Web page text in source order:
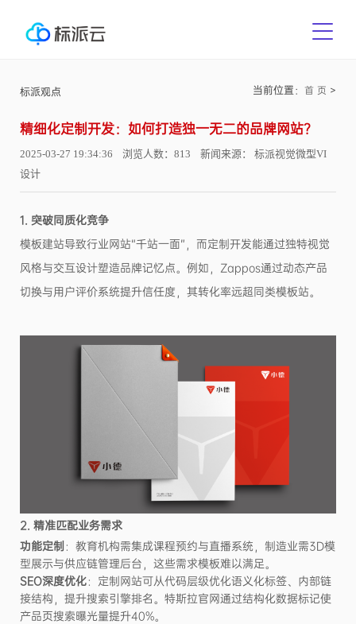
标派观点 当前位置： 首 页 >
精细化定制开发：如何打造独一无二的品牌网站？
2025-03-27 19:34:36 浏览人数：813 新闻来源： 标派视觉微型VI
设计
1. 突破同质化竞争
模板建站导致行业网站“千站一面”，而定制开发能通过独特视觉
风格与交互设计塑造品牌记忆点。例如，Zappos通过动态产品
切换与用户评价系统提升信任度，其转化率远超同类模板站。
2. 精准匹配业务需求
功能定制 ：教育机构需集成课程预约与直播系统，制造业需3D模
型展示与供应链管理后台，这些需求模板难以满足。
SEO深度优化：定制网站可从代码层级优化语义化标签、内部链
接结构，提升搜索引擎排名。特斯拉官网通过结构化数据标记使
产品页搜索曝光量提升40%。